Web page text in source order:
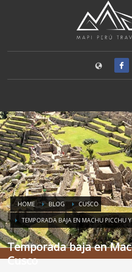
HOME BLOG
CUSCO
TEMPORADA BAJA EN MACHU PICCHU
Temporada baja en
Cusco